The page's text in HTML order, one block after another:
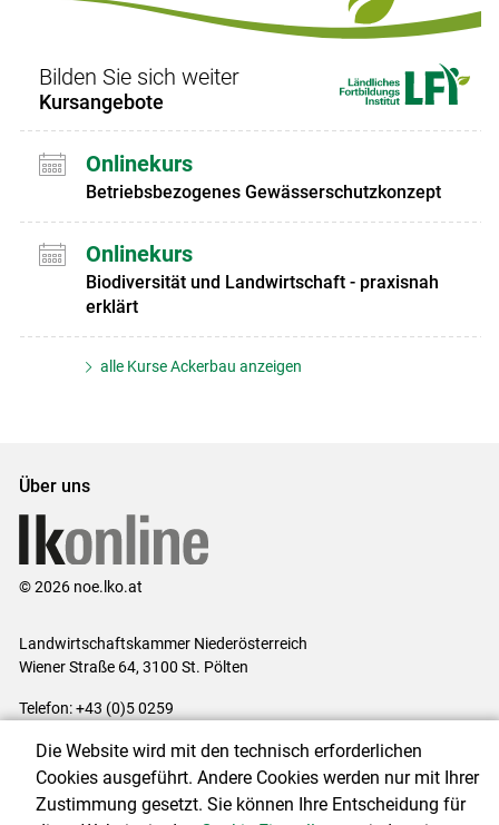
Bilden Sie sich weiter
Kursangebote
Onlinekurs
Betriebsbezogenes Gewässerschutzkonzept
Onlinekurs
Biodiversität und Landwirtschaft - praxisnah
erklärt
alle Kurse Ackerbau anzeigen
Über uns
© 2026 noe.lko.at
Landwirtschaftskammer Niederösterreich
Wiener Straße 64, 3100 St. Pölten
Telefon: +43 (0)5 0259
Impressum|Kontakt|Datenschutzerklärung|Barrierefreiheit|
Cookie-Einstellungen
Die Website wird mit den technisch erforderlichen
Cookies ausgeführt. Andere Cookies werden nur mit Ihrer
Zustimmung gesetzt. Sie können Ihre Entscheidung für